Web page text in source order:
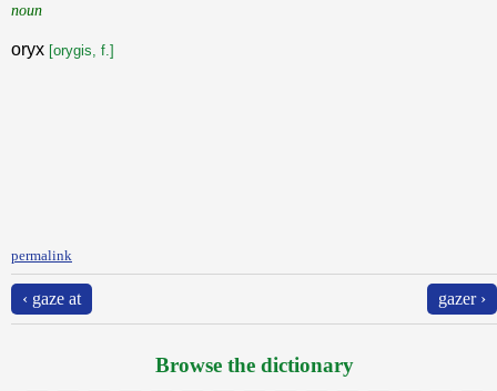
noun
oryx [orygis, f.]
permalink
‹ gaze at gazer ›
Browse the dictionary